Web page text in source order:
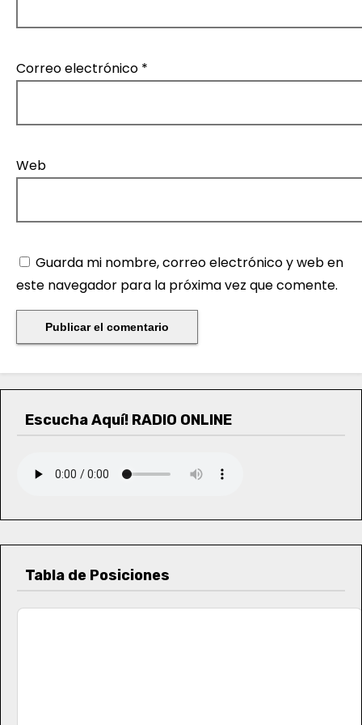
Correo electrónico *
Web
Guarda mi nombre, correo electrónico y web en
este navegador para la próxima vez que comente.
Escucha Aquí! RADIO ONLINE
Tabla de Posiciones